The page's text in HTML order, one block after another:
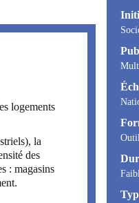
logements
la
des
: magasins